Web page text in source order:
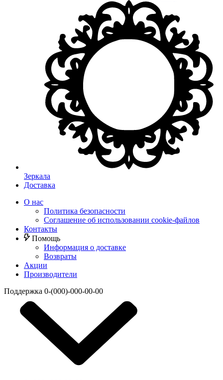
Зеркала
Доставка
О нас
Политика безопасности
Соглашение об использовании cookie-файлов
Контакты
Помощь
Информация о доставке
Возвраты
Акции
Производители
Поддержка 0-(000)-000-00-00